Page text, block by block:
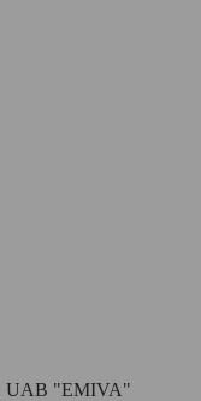
UAB "EMIVA"